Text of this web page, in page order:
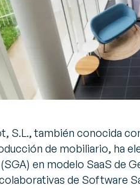
S.L., también conocida
de mobiliario, ha
(SGA) en modelo SaaS de
de Software